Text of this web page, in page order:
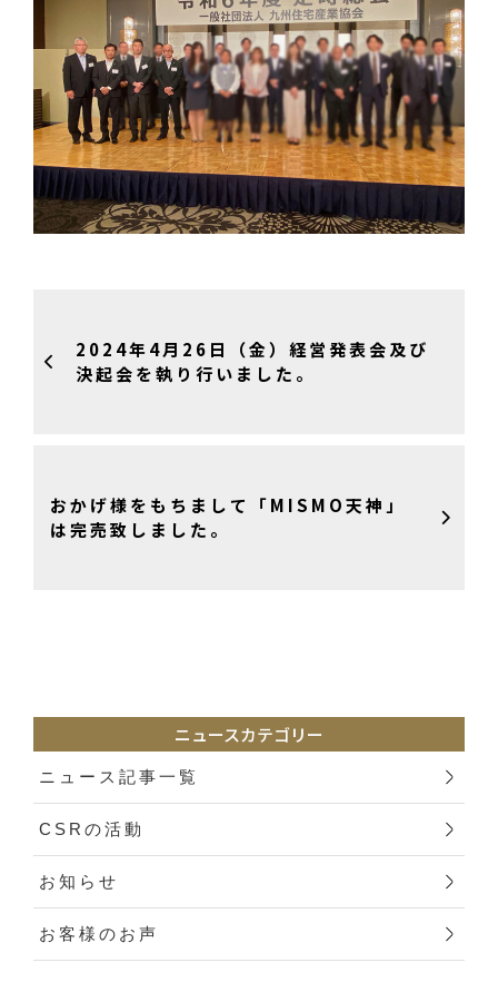
2024年4月26日（金）経営発表会及び
決起会を執り行いました。
おかげ様をもちまして「MISMO天神」
は完売致しました。
ニュースカテゴリー
ニュース記事一覧
CSRの活動
お知らせ
お客様のお声